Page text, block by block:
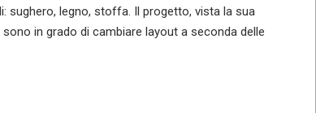
sughero, legno, stoffa. Il progetto, vista la sua
in grado di cambiare layout a seconda delle